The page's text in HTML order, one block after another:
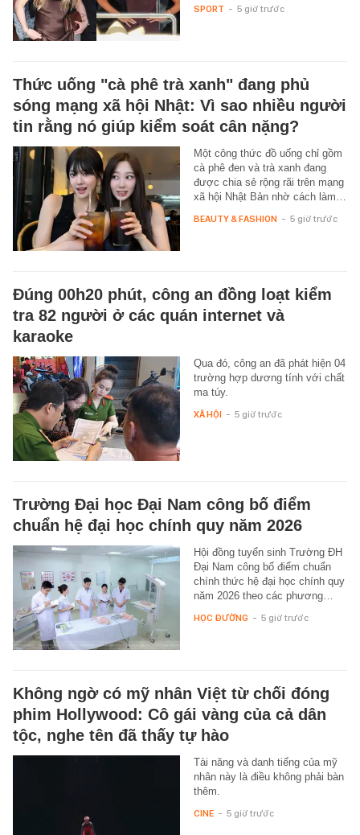
SPORT - 5 giờ trước
Thức uống "cà phê trà xanh" đang phủ
sóng mạng xã hội Nhật: Vì sao nhiều người
tin rằng nó giúp kiểm soát cân nặng?
Một công thức đồ uống chỉ gồm
cà phê đen và trà xanh đang
được chia sẻ rộng rãi trên mạng
xã hội Nhật Bản nhờ cách làm…
BEAUTY & FASHION - 5 giờ trước
Đúng 00h20 phút, công an đồng loạt kiểm
tra 82 người ở các quán internet và
karaoke
Qua đó, công an đã phát hiện 04
trường hợp dương tính với chất
ma túy.
XÃ HỘI - 5 giờ trước
Trường Đại học Đại Nam công bố điểm
chuẩn hệ đại học chính quy năm 2026
Hội đồng tuyển sinh Trường ĐH
Đại Nam công bố điểm chuẩn
chính thức hệ đại học chính quy
năm 2026 theo các phương…
HỌC ĐƯỜNG - 5 giờ trước
Không ngờ có mỹ nhân Việt từ chối đóng
phim Hollywood: Cô gái vàng của cả dân
tộc, nghe tên đã thấy tự hào
Tài năng và danh tiếng của mỹ
nhân này là điều không phải bàn
thêm.
CINE - 5 giờ trước